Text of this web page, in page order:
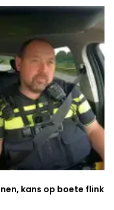
kans op boete flink